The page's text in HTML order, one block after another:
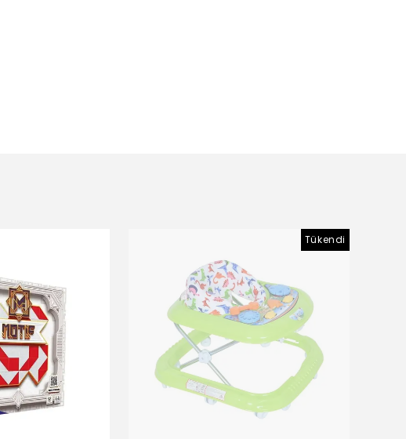
Tükendi